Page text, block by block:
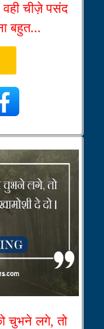
चीज़े पसंद
बहुत...
चुभने लगे, तो